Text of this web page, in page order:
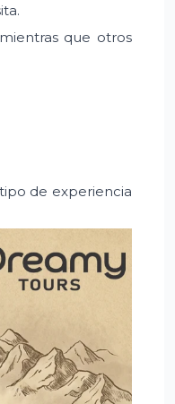
que otros
de experiencia